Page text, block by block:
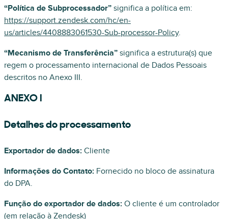
“Política de Subprocessador” significa a política em:
https://support.zendesk.com/hc/en-
us/articles/4408883061530-Sub-processor-Policy.
“Mecanismo de Transferência” significa a estrutura(s) que
regem o processamento internacional de Dados Pessoais
descritos no Anexo III.
ANEXO I
Detalhes do processamento
Exportador de dados: Cliente
Informações do Contato: Fornecido no bloco de assinatura
do DPA.
Função do exportador de dados: O cliente é um controlador
(em relação à Zendesk)